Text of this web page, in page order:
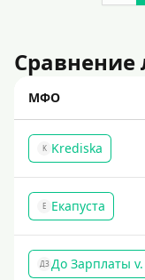
МФО
K Krediska
Е Екапуста
ДЗ До Зарплаты